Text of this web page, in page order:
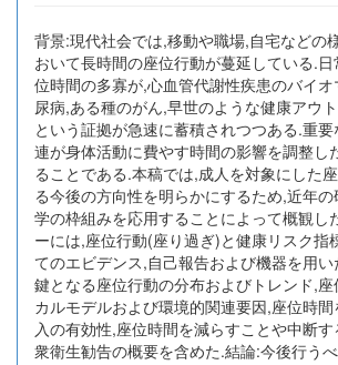
背景:現代社会では,移動や職場,自宅などの
おいて長時間の座位行動が蔓延している.
位時間の多寡が,心血管代謝性疾患のバイ
尿病,ある種のがん,早世のような健康アウ
という証拠が急速に蓄積されつつある.重
連が身体活動に費やす時間の影響を調整し
ることである.本稿では,成人を対象にした
る今後の方向性を明らかにするため,近年
学の枠組みを応用することによって概観し
ーには,座位行動(座り過ぎ)と健康リスク指
てのエビデンス,自己報告および機器を用
鍵となる座位行動の分布およびトレンド,
カルモデルおよび環境的関連要因,座位時
入の有効性,座位時間を減らすことや中断
衆衛生勧告の概要を含めた.結論:今後行う